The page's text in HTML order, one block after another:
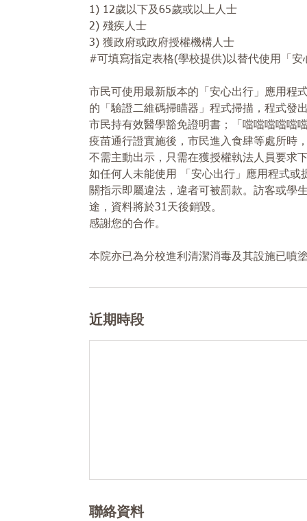
1) 12歲以下及65歲或以上人士
2) 殘疾人士
3) 獲政府或政府授權機構人士
#可填寫指定表格(學校提供)以替代使用「
市民可使用最新版本的「安心出行」應用程
的「驗證二維碼掃瞄器」程式掃描，程式發
市民持有效醫學豁免證明書；「噹噹噹噹噹
疫苗通行證實施後，市民進入食肆等處所時
不需主動出示，只需在獲授權執法人員要求
如任何人未能使用 「安心出行」應用程式
關指示即屬違法，違者可被罰款。訪客或學
途，資料將於31天後銷毀。
感謝您的合作。
本院亦已為分校進利清潔消毒及其設施已噴
近期時段
聯絡資料